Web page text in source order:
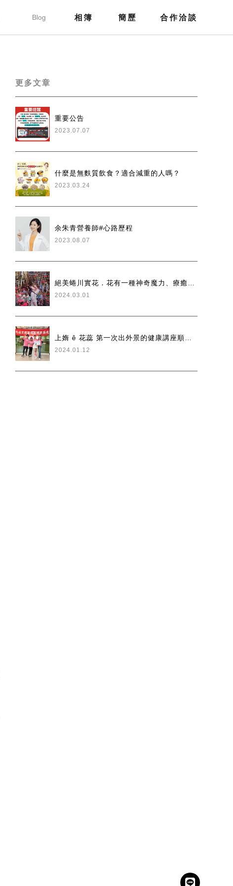
Blog 相簿 簡歷 合作洽談
更多文章
重要公告
2023.07.07
什麼是無麩質飲食？適合減重的人嗎？
2023.03.24
余朱青營養師#心路歷程
2023.08.07
2024.03.01
2024.01.12